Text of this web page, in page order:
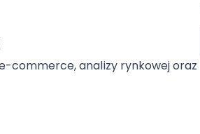
commerce, analizy rynkowej oraz